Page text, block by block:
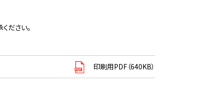
ださい。
印刷用PDF（640KB）